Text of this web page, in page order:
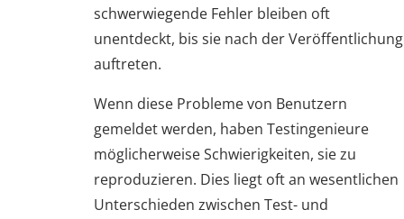
schwerwiegende Fehler bleiben oft
unentdeckt, bis sie nach der Veröffentlichung
auftreten.
Wenn diese Probleme von Benutzern
gemeldet werden, haben Testingenieure
möglicherweise Schwierigkeiten, sie zu
reproduzieren. Dies liegt oft an wesentlichen
Unterschieden zwischen Test- und